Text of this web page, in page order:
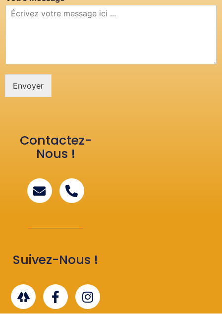
Envoyer
Contactez-
Nous !
Suivez-Nous !